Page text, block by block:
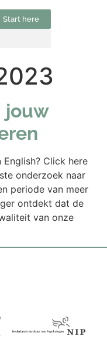
Start here
jouw
Click here
onderzoek naar
periode van meer
ontdekt dat de
van onze